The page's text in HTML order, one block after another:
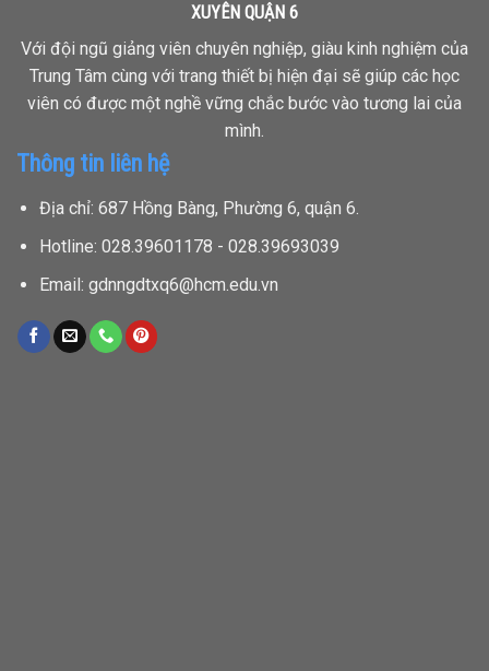
XUYÊN QUẬN 6
Với đội ngũ giảng viên chuyên nghiệp, giàu kinh nghiệm của
Trung Tâm cùng với trang thiết bị hiện đại sẽ giúp các học
viên có được một nghề vững chắc bước vào tương lai của
mình.
Thông tin liên hệ
Địa chỉ: 687 Hồng Bàng, Phường 6, quận 6.
Hotline: 028.39601178 - 028.39693039
Email: gdnngdtxq6@hcm.edu.vn